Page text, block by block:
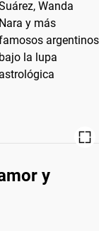
y